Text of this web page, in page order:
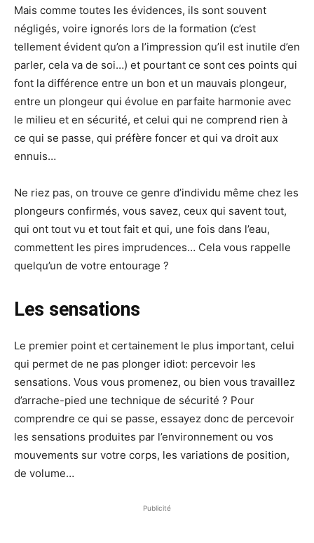
Mais comme toutes les évidences, ils sont souvent
négligés, voire ignorés lors de la formation (c’est
tellement évident qu’on a l’impression qu’il est inutile d’en
parler, cela va de soi…) et pourtant ce sont ces points qui
font la différence entre un bon et un mauvais plongeur,
entre un plongeur qui évolue en parfaite harmonie avec
le milieu et en sécurité, et celui qui ne comprend rien à
ce qui se passe, qui préfère foncer et qui va droit aux
ennuis…
Ne riez pas, on trouve ce genre d’individu même chez les
plongeurs confirmés, vous savez, ceux qui savent tout,
qui ont tout vu et tout fait et qui, une fois dans l’eau,
commettent les pires imprudences… Cela vous rappelle
quelqu’un de votre entourage ?
Les sensations
Le premier point et certainement le plus important, celui
qui permet de ne pas plonger idiot: percevoir les
sensations. Vous vous promenez, ou bien vous travaillez
d’arrache-pied une technique de sécurité ? Pour
comprendre ce qui se passe, essayez donc de percevoir
les sensations produites par l’environnement ou vos
mouvements sur votre corps, les variations de position,
de volume…
Publicité